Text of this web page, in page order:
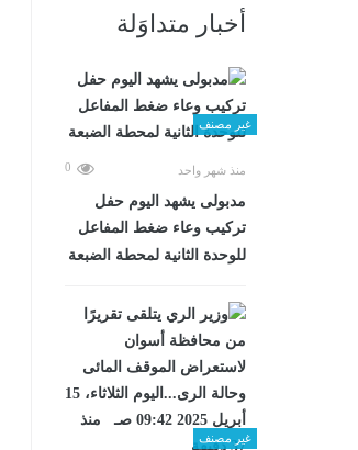
أخبار متداوَلة
غير مصنف
منذ شهر واحد 0
مدبولى يشهد اليوم حفل
تركيب وعاء ضغط المفاعل
للوحدة الثانية لمحطة الضبعة
غير مصنف